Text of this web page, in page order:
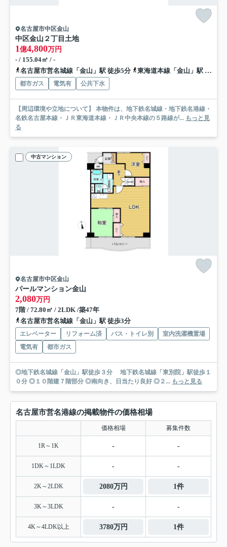
名古屋市中区金山
中区金山２丁目土地
1億4,800万円
- / 155.04㎡ / -
名古屋市営名城線「金山」駅 徒歩5分
東海道本線「金山」駅 徒歩8分
都市ガス 電気有 公共下水
【周辺環境や立地について】 本物件は、地下鉄名城線・地下鉄名港線・
名鉄名古屋本線・ＪＲ東海道本線・ＪＲ中央本線の５路線が... もっと見
る
中古マンション
名古屋市中区金山
パールマンション金山
2,080万円
7階 / 72.80㎡ / 2LDK /築47年
名古屋市営名城線「金山」駅 徒歩3分
エレベーター リフォーム済 バス・トイレ別
室内洗濯機置場
電気有
都市ガス
◎地下鉄名城線「金山」駅徒歩３分 地下鉄名城線「東別院」駅徒歩１
０分 ◎１０階建７階部分 ◎南向き、日当たり良好 ◎２... もっと見る
名古屋市営名港線の掲載物件の価格相場
価格相場 募集件数
1R～1K - -
1DK～1LDK - -
2K～2LDK 2080万円 1件
3K～3LDK - -
4K～4LDK以上 3780万円 1件